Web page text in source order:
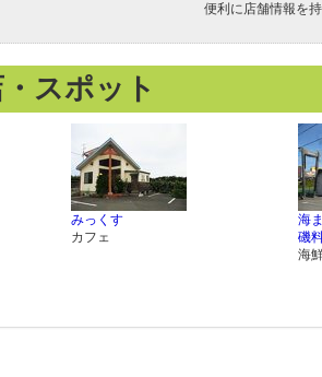
便利に店舗情報を
スポット
みっくす
カフェ
海
磯
海